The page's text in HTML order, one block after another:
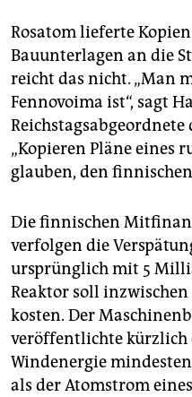
Rosatom lieferte
Bauunterlagen an die
reicht das nicht. „Man
Fennovoima ist“, sagt
„Kopieren Pläne eines
glauben, den
Die finnischen
verfolgen die
ursprünglich mit 5
Reaktor soll
kosten. Der
veröffentlichte kürzlich
Windenergie
als der Atomstrom